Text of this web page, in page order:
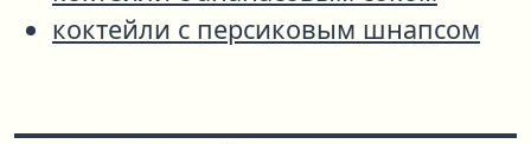
коктейли с персиковым шнапсом